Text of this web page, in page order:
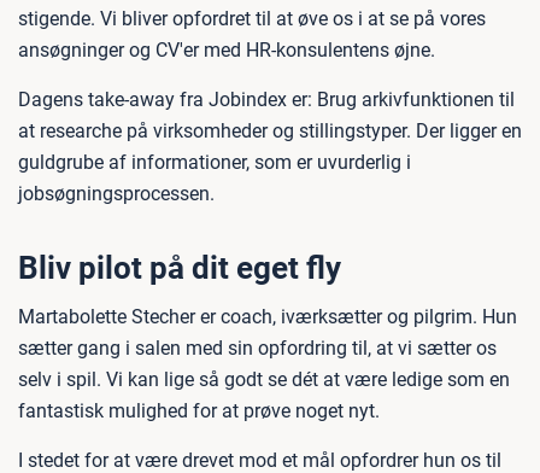
stigende. Vi bliver opfordret til at øve os i at se på vores
ansøgninger og CV'er med HR-konsulentens øjne.
Dagens take-away fra Jobindex er: Brug arkivfunktionen til
at researche på virksomheder og stillingstyper. Der ligger en
guldgrube af informationer, som er uvurderlig i
jobsøgningsprocessen.
Bliv pilot på dit eget fly
Martabolette Stecher er coach, iværksætter og pilgrim. Hun
sætter gang i salen med sin opfordring til, at vi sætter os
selv i spil. Vi kan lige så godt se dét at være ledige som en
fantastisk mulighed for at prøve noget nyt.
I stedet for at være drevet mod et mål opfordrer hun os til